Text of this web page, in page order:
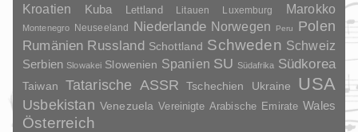
Kroatien Kuba Lettland Litauen Luxemburg Marokko
Montenegro Neuseeland Niederlande Norwegen Peru
Polen
Rumänien Russland Schottland Schweden Schweiz
Serbien Slowakei Slowenien Spanien SU Südafrika Südkorea
Taiwan Tatarische ASSR Tschechien Ukraine USA
Usbekistan Venezuela Vereinigte Arabische Emirate Wales
Österreich